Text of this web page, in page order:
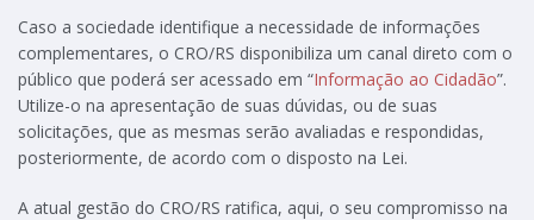
Caso a sociedade identifique a necessidade de informações
complementares, o CRO/RS disponibiliza um canal direto com o
público que poderá ser acessado em “Informação ao Cidadão”.
Utilize-o na apresentação de suas dúvidas, ou de suas
solicitações, que as mesmas serão avaliadas e respondidas,
posteriormente, de acordo com o disposto na Lei.
A atual gestão do CRO/RS ratifica, aqui, o seu compromisso na